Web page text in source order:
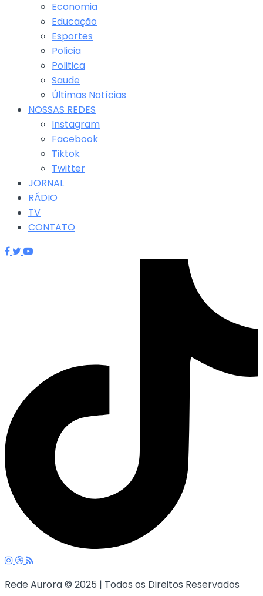
Economia
Educação
Esportes
Policia
Politica
Saude
Últimas Notícias
NOSSAS REDES
Instagram
Facebook
Tiktok
Twitter
JORNAL
RÁDIO
TV
CONTATO
Rede Aurora © 2025 | Todos os Direitos Reservados